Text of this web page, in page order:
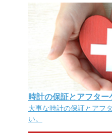
時計の保証とアフター
大事な時計の保証とアフ
い。